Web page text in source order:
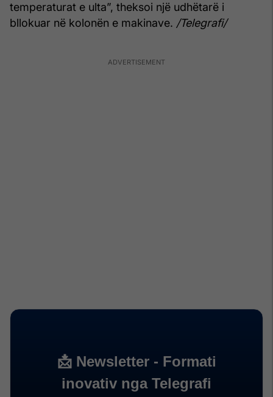
temperaturat e ulta”, theksoi një udhëtarë i
bllokuar në kolonën e makinave. /Telegrafi/